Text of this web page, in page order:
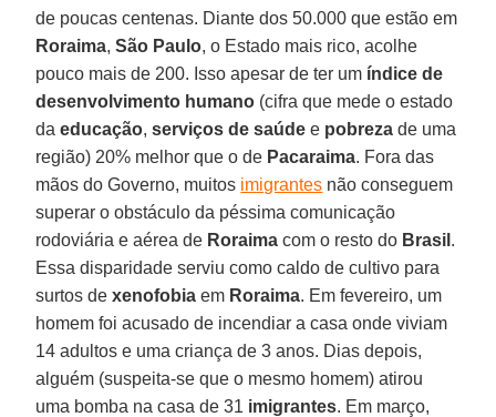
de poucas centenas. Diante dos 50.000 que estão em
Roraima, São Paulo, o Estado mais rico, acolhe
pouco mais de 200. Isso apesar de ter um índice de
desenvolvimento humano (cifra que mede o estado
daeducação, serviços de saúdee pobreza de uma
região) 20% melhor que o de Pacaraima. Fora das
mãos do Governo, muitos imigrantes não conseguem
superar o obstáculo da péssima comunicação
rodoviária e aérea de Roraima com o resto do Brasil .
Essa disparidade serviu como caldo de cultivo para
surtos de xenofobiaem Roraima. Em fevereiro, um
homem foi acusado de incendiar a casa onde viviam
14 adultos e uma criança de 3 anos. Dias depois,
alguém (suspeita-se que o mesmo homem) atirou
uma bomba na casa de 31 imigrantes. Em março,